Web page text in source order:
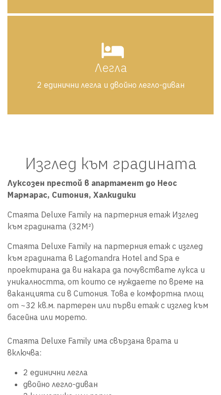
Легла
2 единични легла и двойно легло-диван
Изглед към градината
Луксозен престой в апартамент до Неос
Мармарас, Ситония, Халкидики
Стаята Deluxe Family на партерния етаж Изглед
към градината (32M²)
Стаята Deluxe Family на партерния етаж с изглед
към градината в Lagomandra Hotel and Spa е
проектирана да ви накара да почувствате лукса и
уникалността, от които се нуждаете по време на
ваканцията си в Ситония. Това е комфортна площ
от ~32 кв.м. партерен или първи етаж с изглед към
басейна или морето.
Стаята Deluxe Family има свързана врата и
включва:
2 единични легла
двойно легло-диван